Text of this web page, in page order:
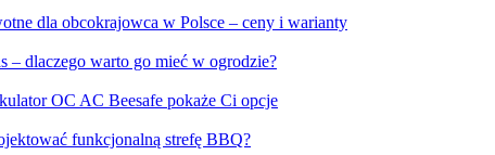
dla obcokrajowca w Polsce – ceny i warianty
– dlaczego warto go mieć w ogrodzie?
OC AC Beesafe pokaże Ci opcje
funkcjonalną strefę BBQ?